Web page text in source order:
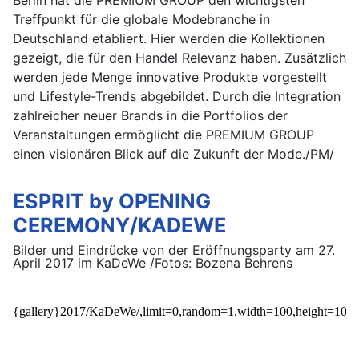
Treffpunkt für die globale Modebranche in
Deutschland etabliert. Hier werden die Kollektionen
gezeigt, die für den Handel Relevanz haben. Zusätzlich
werden jede Menge innovative Produkte vorgestellt
und Lifestyle-Trends abgebildet. Durch die Integration
zahlreicher neuer Brands in die Portfolios der
Veranstaltungen ermöglicht die PREMIUM GROUP
einen visionären Blick auf die Zukunft der Mode./PM/
ESPRIT by OPENING
CEREMONY/KADEWE
Bilder und Eindrücke von der Eröffnungsparty am 27.
April 2017 im KaDeWe /Fotos: Bozena Behrens
{gallery}2017/KaDeWe/